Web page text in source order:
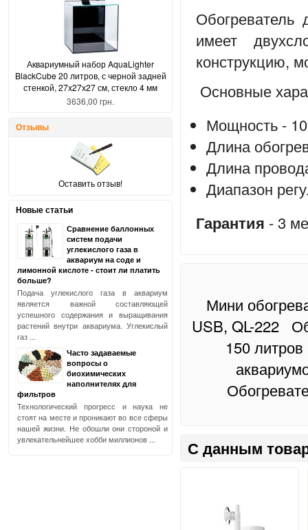
Обогреватель
имеет
конструкцию,
Основные
Мощность -
Длина
Длина
Диапазон
Гарантия - 3
Мини
USB, QL-222
150
С данным
Аквариумный набор AquaLighter
BlackCube 20 литров, с черной задней
стенкой, 27х27х27 см, стекло 4 мм
3636,00 грн.
Отзывы
Оставить отзыв!
Новые статьи
Сравнение баллонных
систем подачи
углекислого газа в
аквариум на соде и
лимонной кислоте - стоит ли платить
больше?
Подача углекислого газа в аквариум
является важной составляющей
успешного содержания и выращивания
растений внутри аквариума. Углекислый
газ ...
Часто задаваемые
вопросы о
биохимических
наполнителях для
фильтров
Технологический прогресс и наука не
стоят на месте и проникают во все сферы
нашей жизни. Не обошли они стороной и
увлекательнейшее хобби миллионов ...